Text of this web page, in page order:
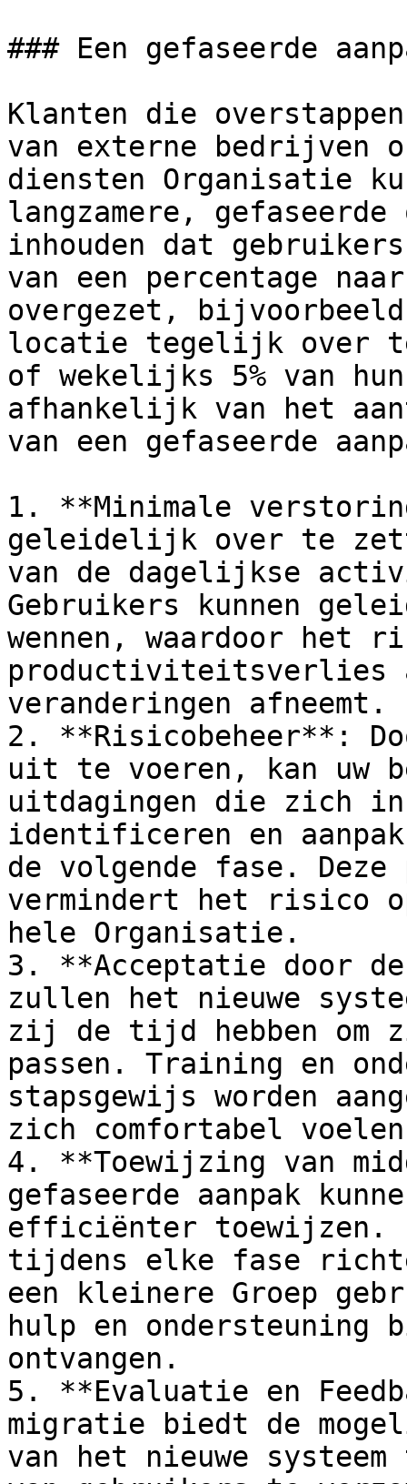
### Een gefaseerde
Klanten die
van externe bedrijven
diensten Organisatie
langzamere,
inhouden dat
van een percentage naar
overgezet,
locatie tegelijk over
of wekelijks 5% van
afhankelijk van het
van een gefaseerde
1. **Minimale
geleidelijk over te
van de dagelijkse
Gebruikers kunnen
wennen, waardoor het
productiviteitsverlies
veranderingen afneemt.
2. **Risicobeheer**:
uit te voeren, kan uw
uitdagingen die zich
identificeren en
de volgende fase. Deze
vermindert het risico
hele Organisatie.
3. **Acceptatie door
zullen het nieuwe
zij de tijd hebben om
passen. Training en
stapsgewijs worden
zich comfortabel
4. **Toewijzing van
gefaseerde aanpak
efficiënter toewijzen.
tijdens elke fase
een kleinere Groep
hulp en ondersteuning
ontvangen.
5. **Evaluatie en
migratie biedt de
van het nieuwe